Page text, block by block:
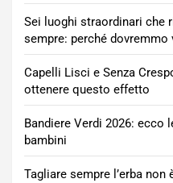
Sei luoghi straordinari che
sempre: perché
Capelli Lisci e Senza
ottenere questo effetto
Bandiere Verdi 2026: ecco
bambini
Tagliare sempre l’erba